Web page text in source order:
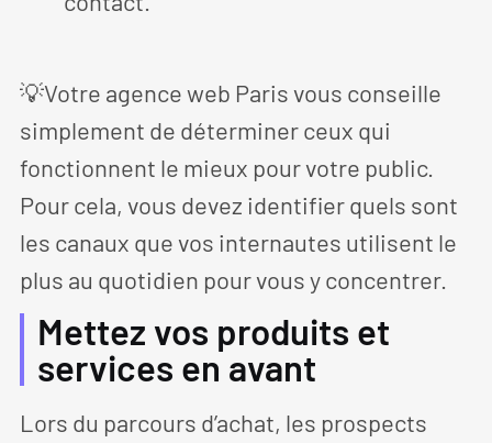
💡Votre agence web Paris vous conseille
simplement de déterminer ceux qui
fonctionnent le mieux pour votre public.
Pour cela, vous devez identifier quels sont
les canaux que vos internautes utilisent le
plus au quotidien pour vous y concentrer.
Mettez vos produits et
services en avant
Lors du parcours d’achat, les prospects